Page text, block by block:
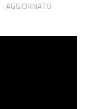
· AGGIORNATO